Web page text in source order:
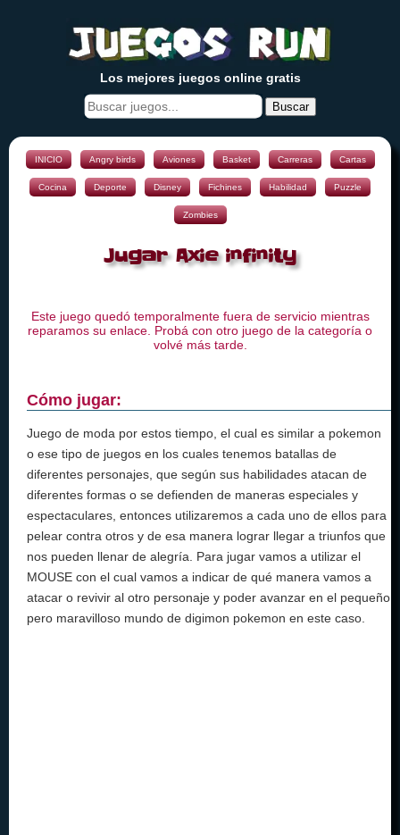
Los mejores juegos online gratis
Buscar
INICIO Angry birds Aviones Basket Carreras Cartas
Cocina Deporte Disney Fichines Habilidad Puzzle
Zombies
Jugar Axie infinity
Este juego quedó temporalmente fuera de servicio mientras
reparamos su enlace. Probá con otro juego de la categoría o
volvé más tarde.
Cómo jugar:
Juego de moda por estos tiempo, el cual es similar a pokemon
o ese tipo de juegos en los cuales tenemos batallas de
diferentes personajes, que según sus habilidades atacan de
diferentes formas o se defienden de maneras especiales y
espectaculares, entonces utilizaremos a cada uno de ellos para
pelear contra otros y de esa manera lograr llegar a triunfos que
nos pueden llenar de alegría. Para jugar vamos a utilizar el
MOUSE con el cual vamos a indicar de qué manera vamos a
atacar o revivir al otro personaje y poder avanzar en el pequeño
pero maravilloso mundo de digimon pokemon en este caso.